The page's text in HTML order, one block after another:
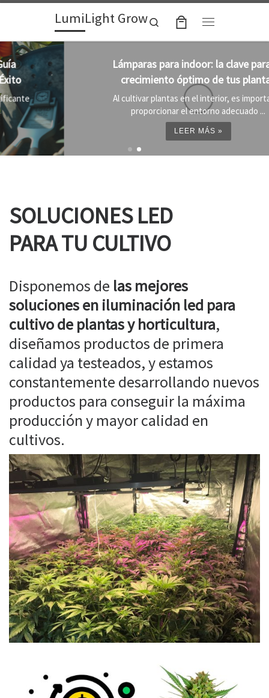
Skip to contentLumiLight Grow
Search
Lámparas para indoor: la clave para un
crecimiento óptimo de tus plantas
Al cultivar plantas en el interior, es importante
proporcionar el entorno adecuado ...
SOLUCIONES LED
PARA TU CULTIVO
Disponemos de las mejores
soluciones en iluminación led para
cultivo de plantas y horticultura,
diseñamos productos de primera
calidad ya testeados, y estamos
constantemente desarrollando nuevos
productos para conseguir la máxima
producción y mayor calidad en
cultivos.